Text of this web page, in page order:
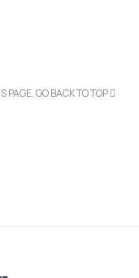
PAGE.GO BACK TO TOP